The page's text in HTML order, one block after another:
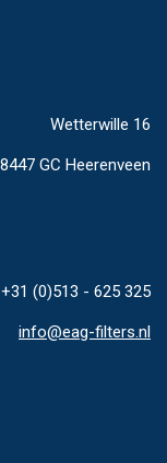
Wetterwille 16
GC Heerenveen
+31 (0)513 - 625 325
info@eag-filters.nl